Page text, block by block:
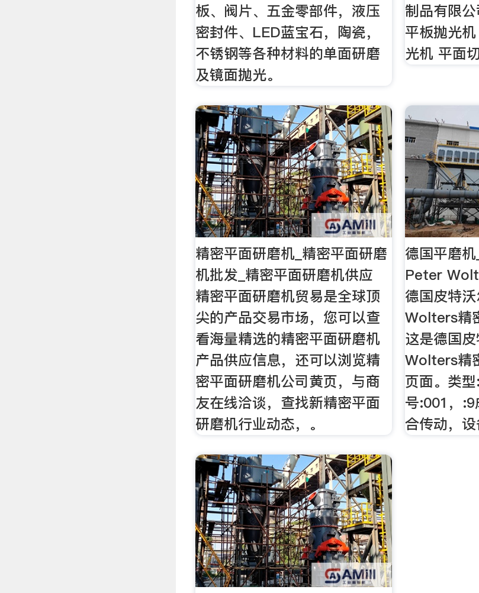
板、阀片、五金零部件，液压
密封件、LED蓝宝石，陶瓷，
不锈钢等各种材料的单面研磨
及镜面抛光。
制品有限
平板抛光
光机 平面
精密平面研磨机_精密平面研磨
机批发_精密平面研磨机供应
精密平面研磨机贸易是全球顶
尖的产品交易市场，您可以查
看海量精选的精密平面研磨机
产品供应信息，还可以浏览精
密平面研磨机公司黄页，与商
友在线洽谈，查找新精密平面
研磨机行业动态，。
德国平磨
Peter
德国皮特
Wolters精
这是德国
Wolters精
页面。类
号:001，
合传动，